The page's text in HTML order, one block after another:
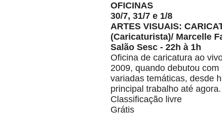
OFICINAS
30/7, 31/7 e 1/8
ARTES VISUAIS:
(Caricaturista)/ Marcelle
Salão Sesc - 22h à 1h
Oficina de caricatura ao
2009, quando debutou
variadas temáticas, desde
principal trabalho até agora.
Classificação livre
Grátis